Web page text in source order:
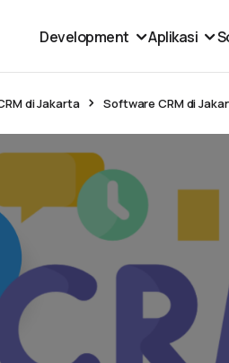
Development Aplikasi
di Jakarta Software CRM di